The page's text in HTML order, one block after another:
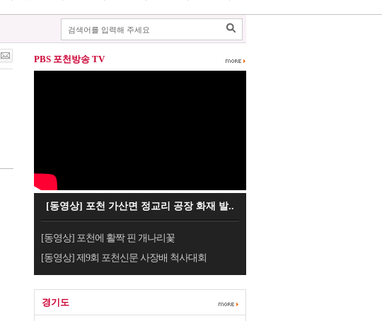
PBS 포천방송 TV
[동영상] 포천 가산면 정교리 공장 화재 발..
[동영상] 포천에 활짝 핀 개나리꽃
[동영상] 제9회 포천신문 사장배 척사대회
경기도